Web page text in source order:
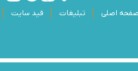
صفحه اصلی تبلیغات فید سایت